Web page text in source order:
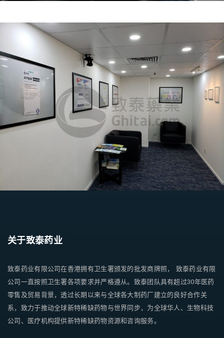
关于致泰药业
致泰药业有限公司在香港拥有卫生署颁发的批发商牌照， 致泰药业有限
公司一直按照卫生署各项要求并严格遵从。致泰团队具有超过30年医药
零售及贸易背景，透过长期以来与全球各大制药厂建立的良好合作关
系，致力于推动全球新特稀缺药物与世界同步，为全球华人、生物科技
公司、医疗机构提供新特稀缺药物资源和咨询服务。